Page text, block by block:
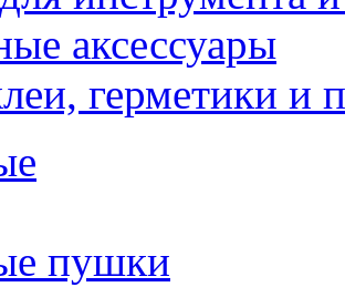
аксессуары
герметики и
пушки